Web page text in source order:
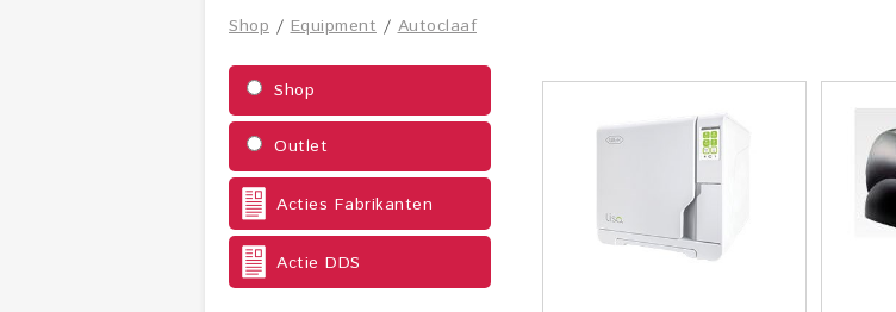
Shop /Equipment /Autoclaaf
Shop
Outlet
Acties Fabrikanten
Actie DDS